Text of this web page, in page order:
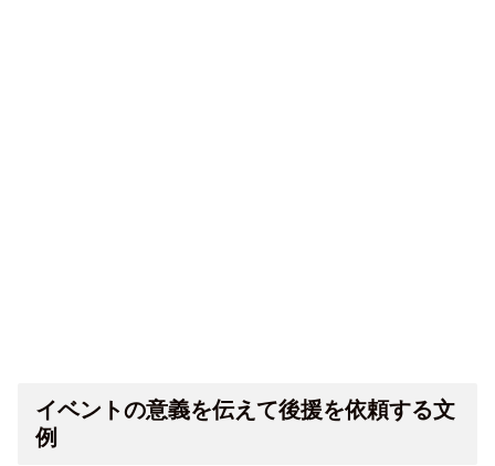
イベントの意義を伝えて後援を依頼する文
例